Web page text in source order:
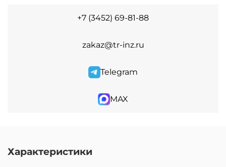
+7 (3452) 69-81-88
zakaz@tr-inz.ru
Telegram
MAX
Характеристики